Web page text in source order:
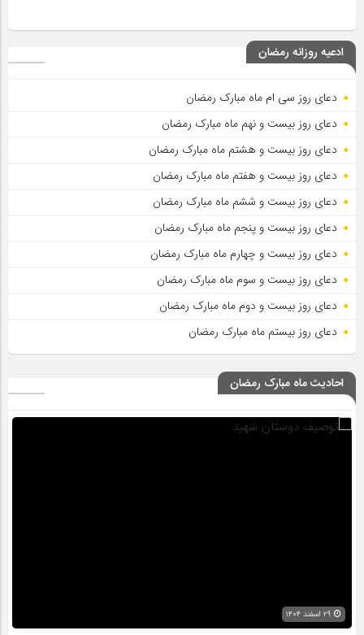
ادعیه روزانه رمضان
دعای روز سی ام ماه مبارک رمضان
دعای روز بیست و نهم ماه مبارک رمضان
دعای روز بیست و هشتم ماه مبارک رمضان
دعای روز بیست و هفتم ماه مبارک رمضان
دعای روز بیست و ششم ماه مبارک رمضان
دعای روز بیست و پنجم ماه مبارک رمضان
دعای روز بیست و چهارم ماه مبارک رمضان
دعای روز بیست و سوم ماه مبارک رمضان
دعای روز بیست و دوم ماه مبارک رمضان
دعای روز بیستم ماه مبارک رمضان
احادیث ماه مبارک رمضان